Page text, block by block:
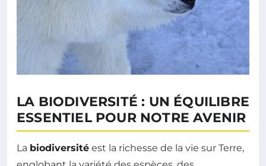
LA BIODIVERSITÉ : UN ÉQUILIBRE
ESSENTIEL POUR NOTRE AVENIR
La biodiversité est la richesse de la vie sur Terre,